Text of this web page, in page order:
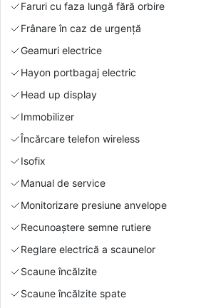
Faruri cu faza lungă fără orbire
Frânare în caz de urgență
Geamuri electrice
Hayon portbagaj electric
Head up display
Immobilizer
Încărcare telefon wireless
Isofix
Manual de service
Monitorizare presiune anvelope
Recunoaștere semne rutiere
Reglare electrică a scaunelor
Scaune încălzite
Scaune încălzite spate